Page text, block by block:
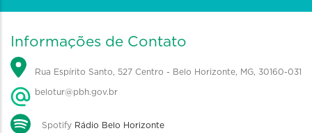
Informações de Contato
Rua Espírito Santo, 527 Centro - Belo Horizonte, MG, 30160-031
belotur@pbh.gov.br
Spotify Rádio Belo Horizonte